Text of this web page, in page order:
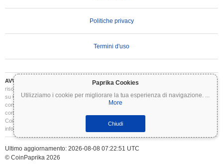
Paprika Cookies
Utilizziamo i cookie per migliorare la tua esperienza di navigazione. ...
More
Chiudi
Politiche privacy
Termini d'uso
AVVERTENZA IMPORTANTE:
Le criptovalute sono altamente volatili e comportano
rischi significativi. Potresti perdere parte o tutto il tuo investimento. Tutte le informazioni
su Coinpaprika sono fornite esclusivamente a scopo informativo e non costituiscono
consulenza finanziaria o di investimento. Conduci sempre le tue ricerche (DYOR) e
consulta un consulente finanziario qualificato prima di prendere decisioni di investimento.
Coinpaprika non è responsabile per eventuali perdite derivanti dall'uso di queste
informazioni.
Ultimo aggiornamento: 2026-08-08 07:22:51 UTC
© CoinPaprika 2026